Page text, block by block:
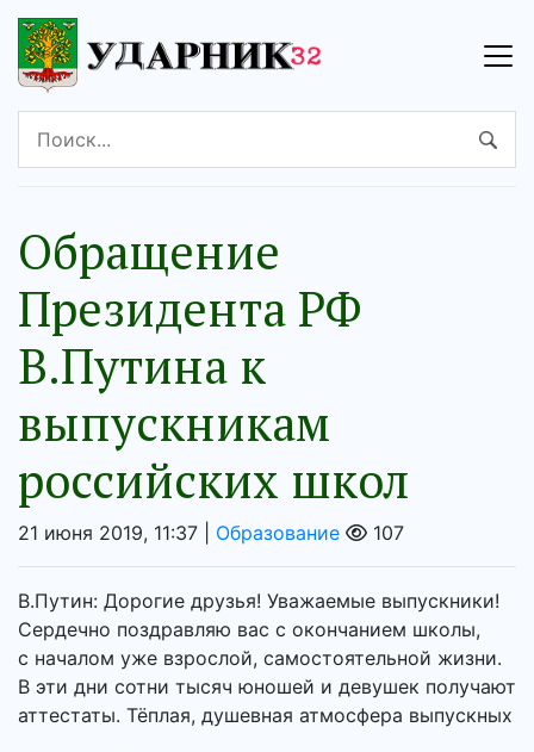
Обращение
Президента РФ
В.Путина к
выпускникам
российских школ
21 июня 2019, 11:37 | Образование 107
В.Путин: Дорогие друзья! Уважаемые выпускники!
Сердечно поздравляю вас с окончанием школы,
с началом уже взрослой, самостоятельной жизни.
В эти дни сотни тысяч юношей и девушек получают
аттестаты. Тёплая, душевная атмосфера выпускных